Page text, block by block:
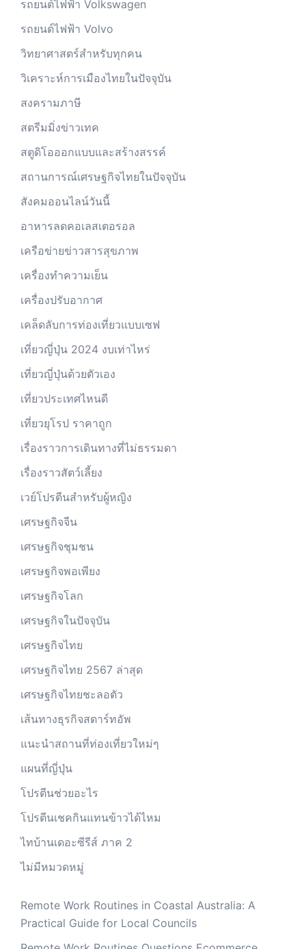
รถยนต์ไฟฟ้า Volkswagen
รถยนต์ไฟฟ้า Volvo
วิทยาศาสตร์สำหรับทุกคน
วิเคราะห์การเมืองไทยในปัจจุบัน
สงครามภาษี
สตรีมมิ่งข่าวเทค
สตูดิโอออกแบบและสร้างสรรค์
สถานการณ์เศรษฐกิจไทยในปัจจุบัน
สังคมออนไลน์วันนี้
อาหารลดคอเลสเตอรอล
เครือข่ายข่าวสารสุขภาพ
เครื่องทำความเย็น
เครื่องปรับอากาศ
เคล็ดลับการท่องเที่ยวแบบเซฟ
เที่ยวญี่ปุ่น 2024 งบเท่าไหร่
เที่ยวญี่ปุ่นด้วยตัวเอง
เที่ยวประเทศไหนดี
เที่ยวยุโรป ราคาถูก
เรื่องราวการเดินทางที่ไม่ธรรมดา
เรื่องราวสัตว์เลี้ยง
เวย์โปรตีนสำหรับผู้หญิง
เศรษฐกิจจีน
เศรษฐกิจชุมชน
เศรษฐกิจพอเพียง
เศรษฐกิจโลก
เศรษฐกิจในปัจจุบัน
เศรษฐกิจไทย
เศรษฐกิจไทย 2567 ล่าสุด
เศรษฐกิจไทยชะลอตัว
เส้นทางธุรกิจสตาร์ทอัพ
แนะนำสถานที่ท่องเที่ยวใหม่ๆ
แผนที่ญี่ปุ่น
โปรตีนช่วยอะไร
โปรตีนเชคกินแทนข้าวได้ไหม
ไทบ้านเดอะซีรีส์ ภาค 2
ไม่มีหมวดหมู่
Remote Work Routines in Coastal Australia: A
Practical Guide for Local Councils